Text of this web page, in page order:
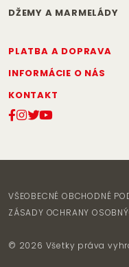
DŽEMY A MARMELÁDY
PLATBA A DOPRAVA
INFORMÁCIE O NÁS
KONTAKT
VŠEOBECNÉ OBCHODNÉ
ZÁSADY OCHRANY
© 2026 Všetky práva